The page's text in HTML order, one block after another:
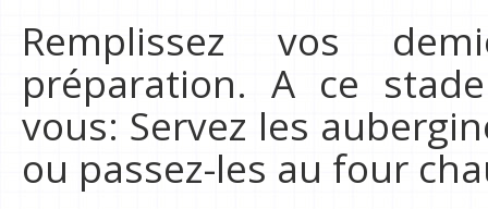
Remplissez vos
préparation. A ce
vous: Servez les
ou passez-les au four